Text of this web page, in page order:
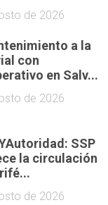
de 2026
a la
con
en Salv...
de 2026
SSP
la circulación
de 2026